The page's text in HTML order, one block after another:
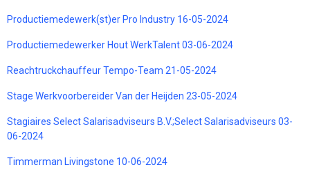
Productiemedewerk(st)er Pro Industry 16-05-2024
Productiemedewerker Hout WerkTalent 03-06-2024
Reachtruckchauffeur Tempo-Team 21-05-2024
Stage Werkvoorbereider Van der Heijden 23-05-2024
Stagiaires Select Salarisadviseurs B.V.;Select Salarisadviseurs 03-
06-2024
Timmerman Livingstone 10-06-2024